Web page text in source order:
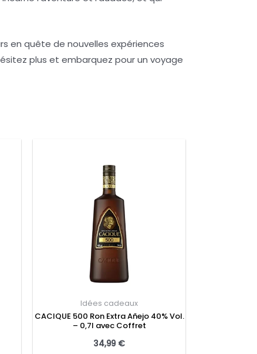
en quête de nouvelles expériences
plus et embarquez pour un voyage
Idées cadeaux
CACIQUE 500 Ron Extra Añejo 40% Vol.
– 0,7l avec Coffret
34,99 €